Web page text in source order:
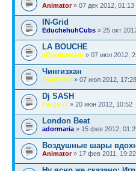
Animator» 07 дек 2012, 01:13
IN-Grid
EduchehuhCubs » 25 окт
LA BOUCHE
aPoectacraro » 07 июл 2012,
Чингизхан
Svartehol » 07 июл 2012, 17:28
Dj SASH
Fergenil » 20 июн 2012, 10:52
London Beat
adormaria » 15 фев 2012,
Воздушные шары
Animator» 17 фев 2011, 19:22